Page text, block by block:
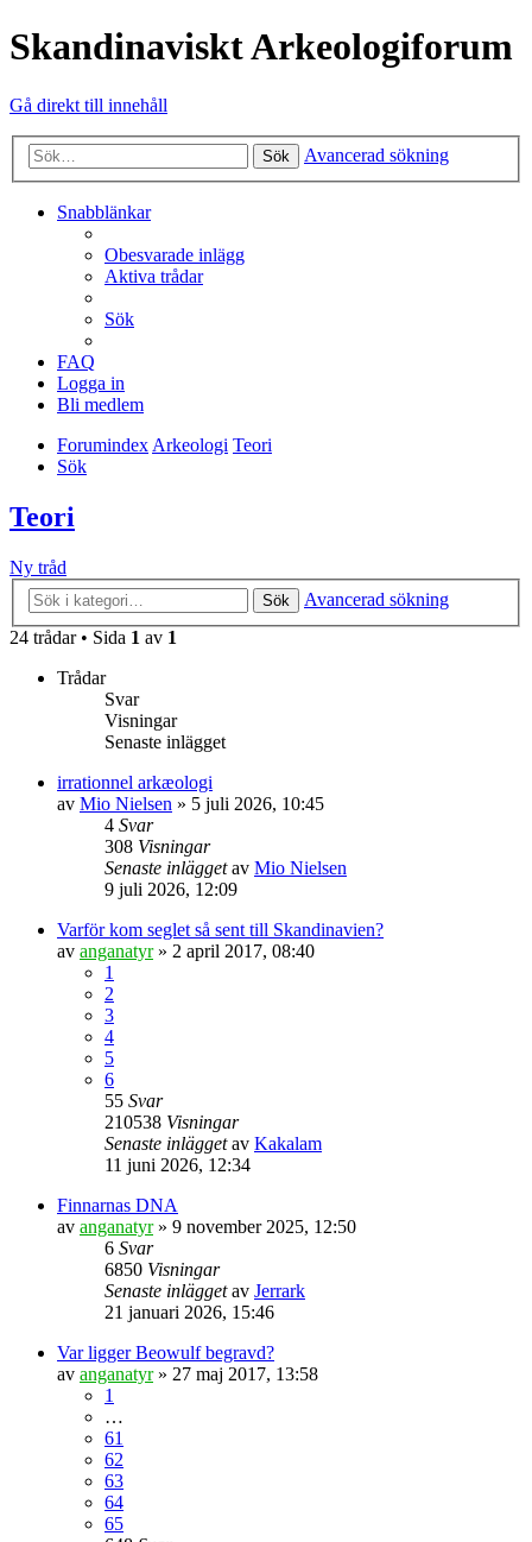
Skandinaviskt Arkeologiforum
Gå direkt till innehåll
Sök Avancerad sökning
Snabblänkar
Obesvarade inlägg
Aktiva trådar
Sök
FAQ
Logga in
Bli medlem
ForumindexArkeologi Teori
Sök
Teori
Ny tråd
Sök
Avancerad sökning
24 trådar • Sida 1 av 1
Trådar
Svar
Visningar
Senaste inlägget
irrationnel arkæologi
av Mio Nielsen » 5 juli 2026, 10:45
4 Svar
308 Visningar
Senaste inläggetav Mio Nielsen
9 juli 2026, 12:09
Varför kom seglet så sent till Skandinavien?
av anganatyr» 2 april 2017, 08:40
1
2
3
4
5
6
55 Svar
210538 Visningar
Senaste inläggetav Kakalam
11 juni 2026, 12:34
Finnarnas DNA
av anganatyr» 9 november 2025, 12:50
6 Svar
6850 Visningar
Senaste inläggetav Jerrark
21 januari 2026, 15:46
Var ligger Beowulf begravd?
av anganatyr» 27 maj 2017, 13:58
1
…
61
62
63
64
65